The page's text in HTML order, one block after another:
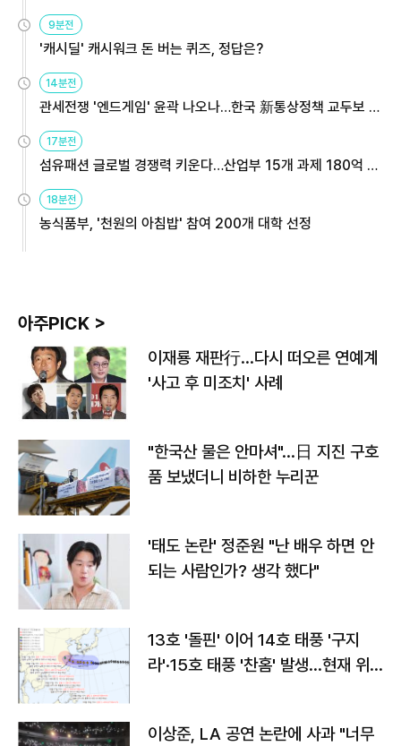
9분전
'캐시딜' 캐시워크 돈 버는 퀴즈, 정답은?
14분전
관세전쟁 '엔드게임' 윤곽 나오나…한국 新통상정책 교두보 활
17분전
섬유패션 글로벌 경쟁력 키운다…산업부 15개 과제 180억 지
18분전
농식품부, '천원의 아침밥' 참여 200개 대학 선정
아주PICK >
이재룡 재판行…다시 떠오른 연예계
'사고 후 미조치' 사례
"한국산 물은 안마셔"…日 지진 구호
품 보냈더니 비하한 누리꾼
'태도 논란' 정준원 "난 배우 하면 안
되는 사람인가? 생각 했다"
13호 '돌핀' 이어 14호 태풍 '구지
라'·15호 태풍 '찬홈' 발생…현재 위
이상준, LA 공연 논란에 사과 "너무